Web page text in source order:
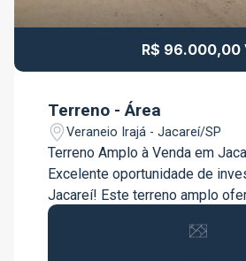
R$ 96.000,00
Terreno - Área
Veraneio Irajá - Jacareí/SP
Terreno Amplo à Venda em
Excelente oportunidade de
Jacareí! Este terreno amplo
possibilidades de construção e
quem busca um espaço